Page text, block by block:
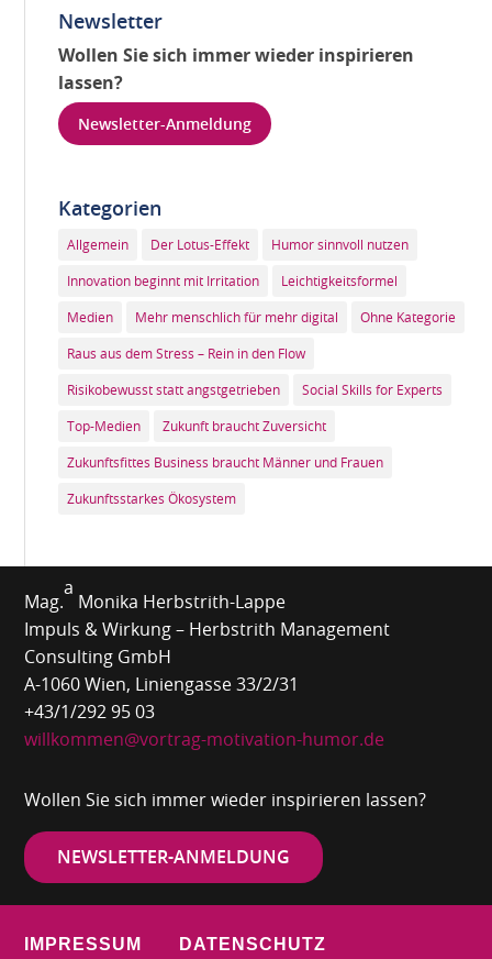
Newsletter
Wollen Sie sich immer wieder inspirieren
lassen?
Newsletter-Anmeldung
Kategorien
Allgemein Der Lotus-Effekt Humor sinnvoll nutzen
Innovation beginnt mit Irritation Leichtigkeitsformel
Medien Mehr menschlich für mehr digital Ohne Kategorie
Raus aus dem Stress – Rein in den Flow
Risikobewusst statt angstgetrieben Social Skills for Experts
Top-Medien Zukunft braucht Zuversicht
Zukunftsfittes Business braucht Männer und Frauen
Zukunftsstarkes Ökosystem
Mag.
a
Monika Herbstrith-Lappe
Impuls & Wirkung – Herbstrith Management
Consulting GmbH
A-1060 Wien, Liniengasse 33/2/31
+43/1/292 95 03
willkommen@vortrag-motivation-humor.de
Wollen Sie sich immer wieder inspirieren lassen?
NEWSLETTER-ANMELDUNG
IMPRESSUM DATENSCHUTZ